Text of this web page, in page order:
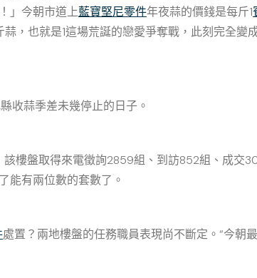
」今朝市道上藍寶堅尼零件年夜蒜的價錢是每斤1
，也就是1這場荒誕的戀愛爭奪戰，此刻完全
蒜季差未幾停止的日子。
盤取得來電徵詢2859組、到訪852組、成交
能有兩位數的套數了。
處置？兩地樓盤的任務職員表現尚不斷定。“今朝